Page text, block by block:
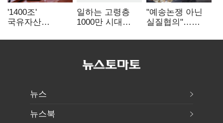
'1400조'
국유자산
반도체 넘어
일하는 고령층
1000만 시대
희망"…'은퇴
본격화
"예송논쟁 아닌
실질협의"…
사실상
뉴스
뉴스북